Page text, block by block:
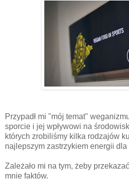
Przypadł mi "mój temat"
sporcie i jej wpływowi na
których zrobiliśmy kilka rodzajów
najlepszym zastrzykiem energii dla
Zależało mi na tym, żeby
mnie faktów.